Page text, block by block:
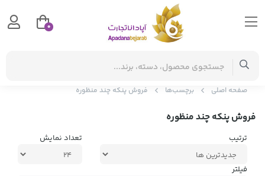
صفحه اصلی برچسب‌ها فروش پنکه چند منظوره
فروش پنکه چند منظوره
ترتیب تعداد نمایش
فیلتر
0